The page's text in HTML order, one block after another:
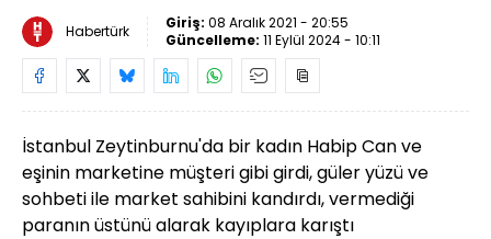
Habertürk Giriş: 08 Aralık 2021 - 20:55
Güncelleme: 11 Eylül 2024 - 10:11
İstanbul Zeytinburnu'da bir kadın Habip Can ve
eşinin marketine müşteri gibi girdi, güler yüzü ve
sohbeti ile market sahibini kandırdı, vermediği
paranın üstünü alarak kayıplara karıştı